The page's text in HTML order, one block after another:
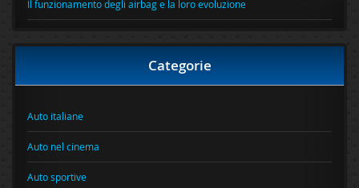
Il funzionamento degli airbag e la loro evoluzione
Categorie
Auto italiane
Auto nel cinema
Auto sportive